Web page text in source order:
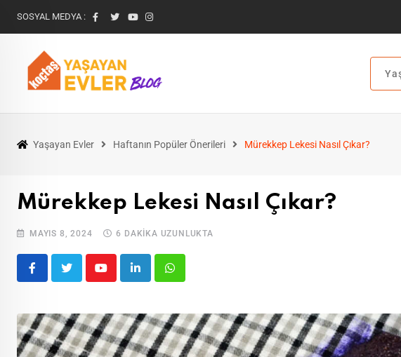
SOSYAL MEDYA :
Yaşayan Evler Haftanın Popüler Önerileri Mürekkep Lekesi Nasıl Çıkar?
Mürekkep Lekesi Nasıl Çıkar?
MAYIS 8, 2024 6 DAKIKA UZUNLUKTA